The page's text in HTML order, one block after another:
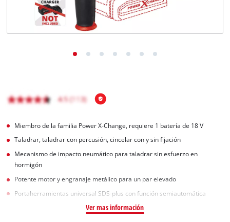
Miembro de la familia Power X-Change, requiere 1 batería de 18 V
Taladrar, taladrar con percusión, cincelar con y sin fijación
Mecanismo de impacto neumático para taladrar sin esfuerzo en
hormigón
Potente motor y engranaje metálico para un par elevado
Portaherramientas universal SDS-plus con función semiautomática
Ver mas información